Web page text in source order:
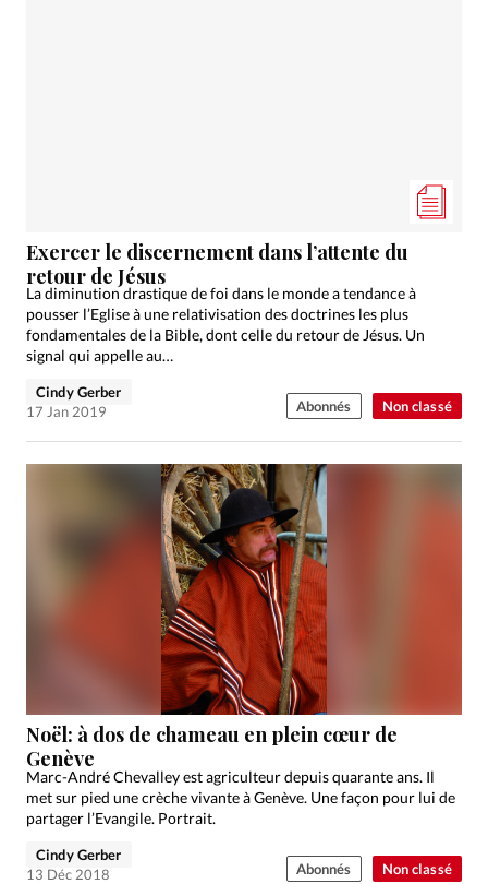
Non classé
Exercer le discernement dans l’attente du
retour de Jésus
La diminution drastique de foi dans le monde a tendance à
pousser l’Eglise à une relativisation des doctrines les plus
fondamentales de la Bible, dont celle du retour de Jésus. Un
signal qui appelle au…
Cindy Gerber
17 Jan 2019
Abonnés
Non classé
Noël: à dos de chameau en plein cœur de
Genève
Marc-André Chevalley est agriculteur depuis quarante ans. Il
met sur pied une crèche vivante à Genève. Une façon pour lui de
partager l’Evangile. Portrait.
Cindy Gerber
13 Déc 2018
Abonnés